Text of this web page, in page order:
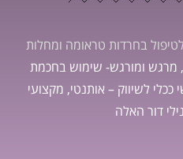
בחרדות טראומה ומחלות
מרגש ומורגש- שימוש בחכמת
לשיווק – אותנטי, מקצועי
דור האלה